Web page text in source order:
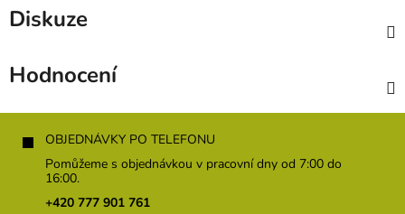
Diskuze
Hodnocení
Z
OBJEDNÁVKY PO TELEFONU
Pomůžeme s objednávkou v pracovní dny od 7:00 do
16:00.
+420 777 901 761